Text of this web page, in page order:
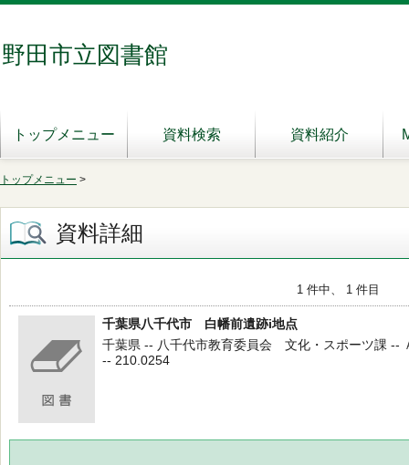
野田市立図書館
トップメニュー 資料検索 資料紹介
トップメニュー >
資料詳細
1 件中、 1 件目
千葉県八千代市 白幡前遺跡i地点
千葉県 -- 八千代市教育委員会 文化・スポーツ課 --
-- 210.0254